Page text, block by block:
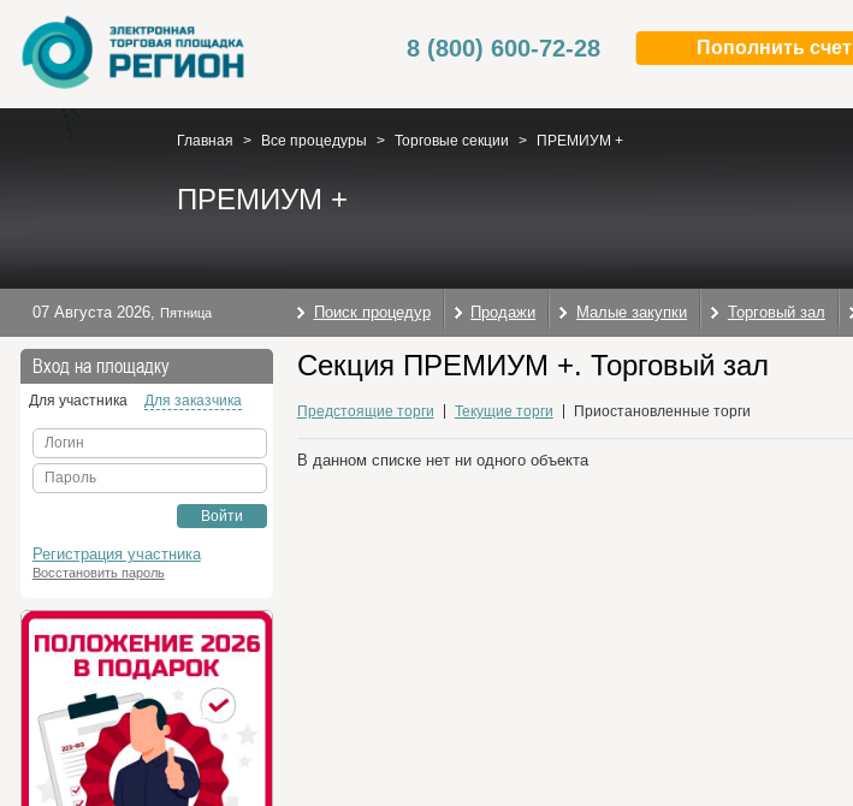
8 (800) 600-72-28 Пополнить счет
Главная > Все процедуры > Торговые секции > ПРЕМИУМ +
ПРЕМИУМ +
07 Августа 2026, Пятница Поиск процедур Продажи Малые закупки Торговый зал
Вход на площадку
Для участника Для заказчика
Логин
Пароль
Войти
Регистрация участника
Восстановить пароль
Секция ПРЕМИУМ +. Торговый зал
Предстоящие торги Текущие торги Приостановленные торги
В данном списке нет ни одного объекта